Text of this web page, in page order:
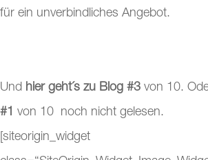
für ein unverbindliches Angebot.
Und hier geht´s zu Blog #3 von 10.
#1 von 10 noch nicht gelesen.
[siteorigin_widget